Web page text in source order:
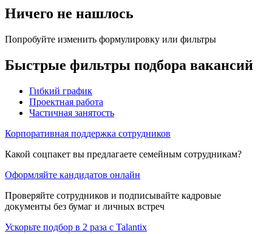
Ничего не нашлось
Попробуйте изменить формулировку или фильтры
Быстрые фильтры подбора вакансий
Гибкий график
Проектная работа
Частичная занятость
Корпоративная поддержка сотрудников
Какой соцпакет вы предлагаете семейным сотрудникам?
Оформляйте кандидатов онлайн
Проверяйте сотрудников и подписывайте кадровые
документы без бумаг и личных встреч
Ускорьте подбор в 2 раза с Talantix